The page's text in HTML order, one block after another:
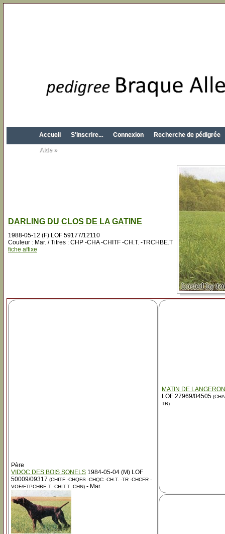
Accueil S'inscrire... Connexion Recherche de pédigrée
Aide »
DARLING DU CLOS DE LA GATINE
1988-05-12 (F) LOF 59177/12110
Couleur : Mar. / Titres : CHP -CHA -CHITF -CH.T. -TRCHBE.T
fiche affixe
Père
VIDOC DES BOIS SONELS 1984-05-04 (M) LOF
50009/09317 (CHITF -CHQFS -CHQC -CH.T. -TR -CHCFR -
VOF/FTPCHBE.T -CHIT.T -CHN) - Mar.
MATIN DE LANGERON
LOF 27969/04505
TR)